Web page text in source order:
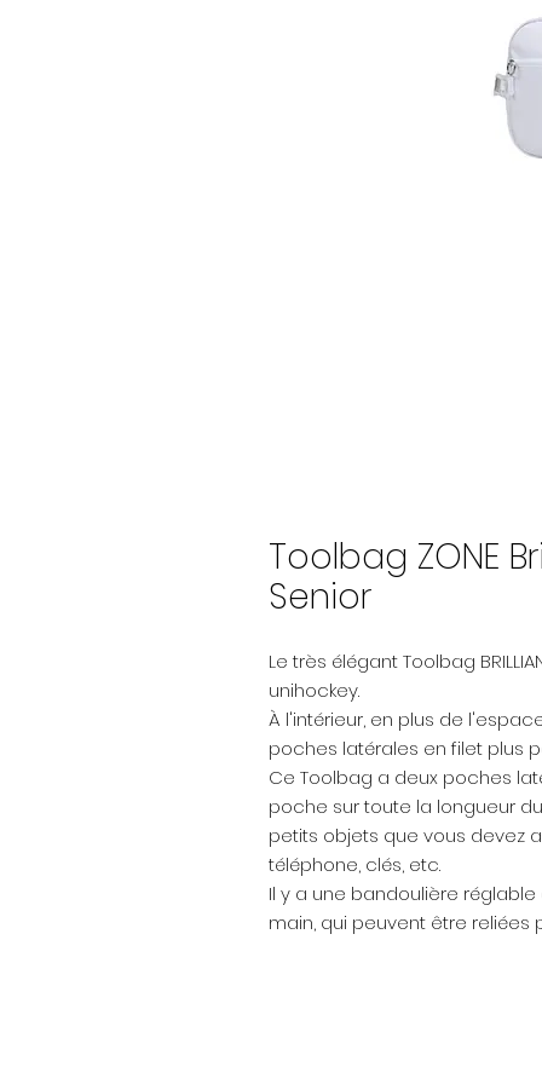
Toolbag ZONE
Senior
Le très élégant Toolbag
unihockey.
À l'intérieur, en plus de
poches latérales en filet plus
Ce Toolbag a deux poches
poche sur toute la longueur
petits objets que vous devez
téléphone, clés, etc.
Il y a une bandoulière
main, qui peuvent être reliées